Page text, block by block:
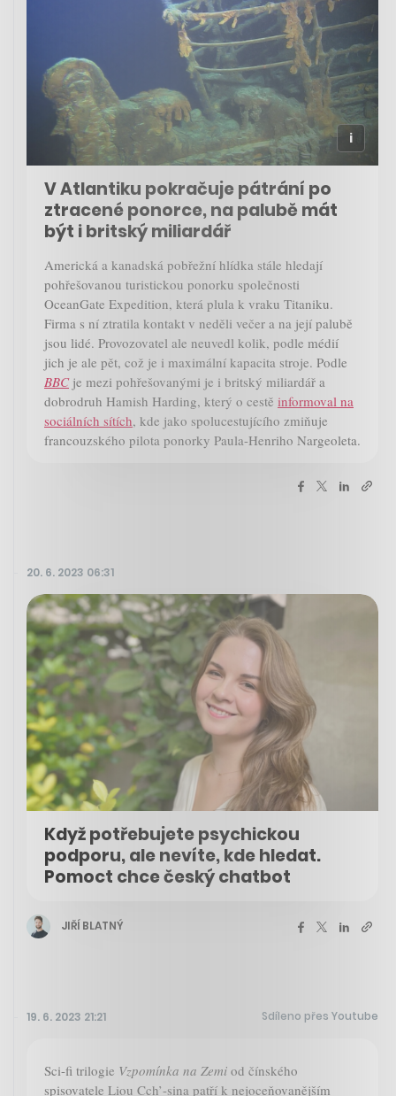
V Atlantiku pokračuje pátrání po
ztracené ponorce, na palubě mát
být i britský miliardář
Americká a kanadská pobřežní hlídka stále hledají
pohřešovanou turistickou ponorku společnosti
OceanGate Expedition, která plula k vraku Titaniku.
Firma s ní ztratila kontakt v neděli večer a na její palubě
jsou lidé. Provozovatel ale neuvedl kolik, podle médií
jich je ale pět, což je i maximální kapacita stroje. Podle
BBCje mezi pohřešovanými je i britský miliardář a
dobrodruh Hamish Harding, který o cestě informoval na
sociálních sítích, kde jako spolucestujícího zmiňuje
francouzského pilota ponorky Paula-Henriho Nargeoleta.
20. 6. 2023 06:31
Když potřebujete psychickou
podporu, ale nevíte, kde hledat.
Pomoct chce český chatbot
JIŘÍ BLATNÝ
19. 6. 2023 21:21 Sdíleno přes Youtube
Sci-fi trilogie Vzpomínka na Zemi od čínského
spisovatele Liou Cch’-sina patří k nejoceňovanějším